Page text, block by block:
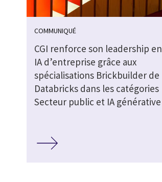
COMMUNIQUÉ
CGI renforce son leadership en
IA d’entreprise grâce aux
spécialisations Brickbuilder de
Databricks dans les catégories
Secteur public et IA générative